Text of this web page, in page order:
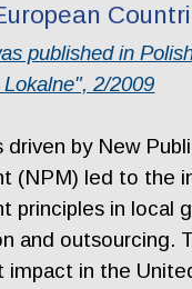
published in
2/2009
driven by New
(NPM) led to the
principles in local
and outsourcing.
impact in the